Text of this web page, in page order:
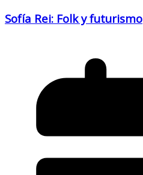
Sofía Rei: Folk y futurismo